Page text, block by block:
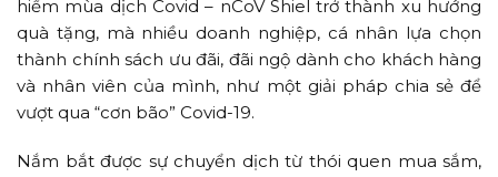
hiểm mùa dịch Covid – nCoV Shiel trở thành xu hướng
quà tặng, mà nhiều doanh nghiệp, cá nhân lựa chọn
thành chính sách ưu đãi, đãi ngộ dành cho khách hàng
và nhân viên của mình, như một giải pháp chia sẻ để
vượt qua “cơn bão” Covid-19.
Nắm bắt được sự chuyển dịch từ thói quen mua sắm,